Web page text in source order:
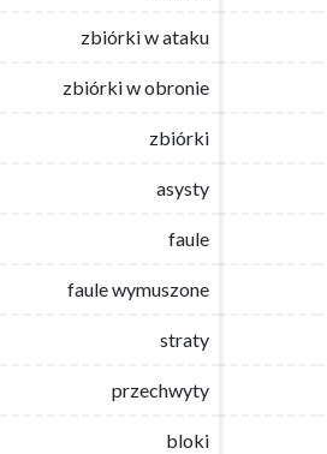
zbiórki w ataku
zbiórki w obronie
zbiórki
asysty
faule
faule wymuszone
straty
przechwyty
bloki
zbiórki w ataku
zbiórki w obronie
zbiórki
asysty
faule
faule wymuszone
straty
przechwyty
bloki